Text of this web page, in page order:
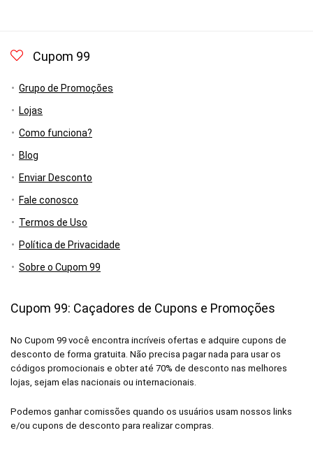
Cupom 99
Grupo de Promoções
Lojas
Como funciona?
Blog
Enviar Desconto
Fale conosco
Termos de Uso
Política de Privacidade
Sobre o Cupom 99
Cupom 99: Caçadores de Cupons e Promoções
No Cupom 99 você encontra incríveis ofertas e adquire cupons de
desconto de forma gratuita. Não precisa pagar nada para usar os
códigos promocionais e obter até 70% de desconto nas melhores
lojas, sejam elas nacionais ou internacionais.
Podemos ganhar comissões quando os usuários usam nossos links
e/ou cupons de desconto para realizar compras.